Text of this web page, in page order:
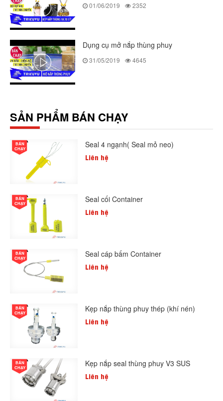
01/06/2019 2352
Dụng cụ mở nắp thùng phuy
31/05/2019 4645
SẢN PHẨM BÁN CHẠY
BÁN
CHẠY
Seal 4 ngạnh( Seal mỏ neo)
Liên hệ
BÁN
CHẠY
Seal cối Container
Liên hệ
BÁN
CHẠY
Seal cáp bấm Container
Liên hệ
BÁN
CHẠY
Kẹp nắp thùng phuy thép (khí nén)
Liên hệ
BÁN
CHẠY
Kẹp nắp seal thùng phuy V3 SUS
Liên hệ